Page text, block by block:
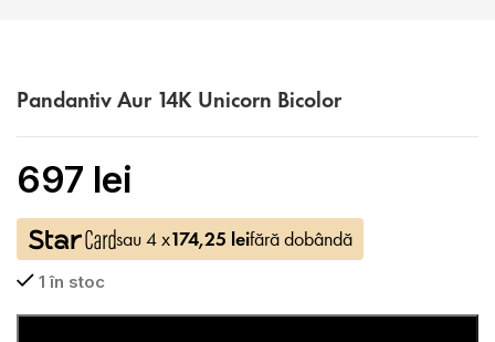
Pandantiv Aur 14K Unicorn Bicolor
697 lei
sau 4 x174,25 leifără dobândă
1 în stoc